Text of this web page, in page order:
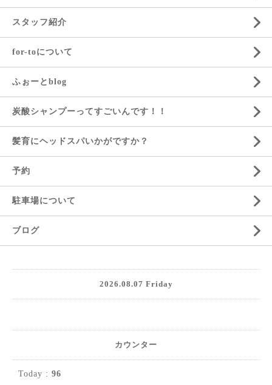
スタッフ紹介
for-toについて
ふぉーとblog
炭酸シャンプーってすごいんです！！
髪育にヘッドスパいかがですか？
予約
駐車場について
ブログ
2026.08.07 Friday
カウンター
Today : 96